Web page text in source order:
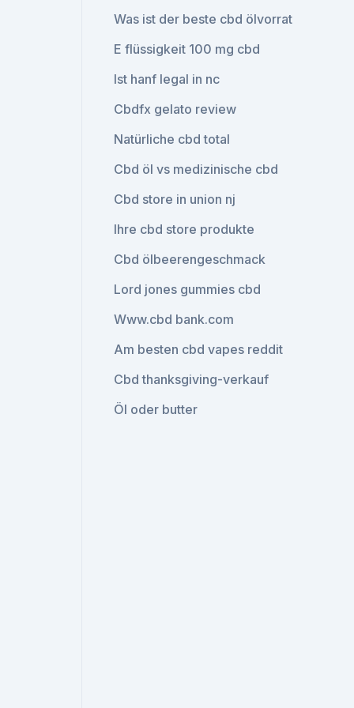
Was ist der beste cbd ölvorrat
E flüssigkeit 100 mg cbd
Ist hanf legal in nc
Cbdfx gelato review
Natürliche cbd total
Cbd öl vs medizinische cbd
Cbd store in union nj
Ihre cbd store produkte
Cbd ölbeerengeschmack
Lord jones gummies cbd
Www.cbd bank.com
Am besten cbd vapes reddit
Cbd thanksgiving-verkauf
Öl oder butter